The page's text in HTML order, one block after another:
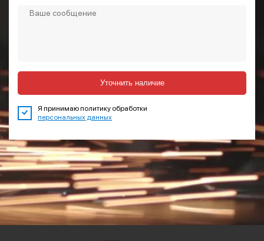
Уточнить наличие
Я принимаю политику обработки
персональных данных